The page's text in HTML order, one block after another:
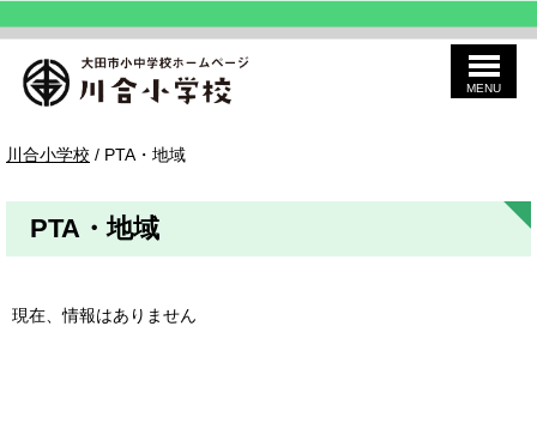
合
MENU
現
の
置：
川合小学校 / PTA・地域
PTA・地域
現在、情報はありません